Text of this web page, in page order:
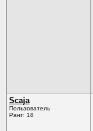
Scaja
Пользователь
Ранг: 18